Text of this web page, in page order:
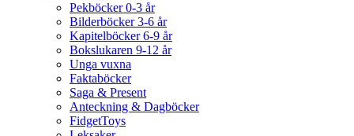
Pekböcker 0-3 år
Bilderböcker 3-6 år
Kapitelböcker 6-9 år
Bokslukaren 9-12 år
Unga vuxna
Faktaböcker
Saga & Present
Anteckning & Dagböcker
FidgetToys